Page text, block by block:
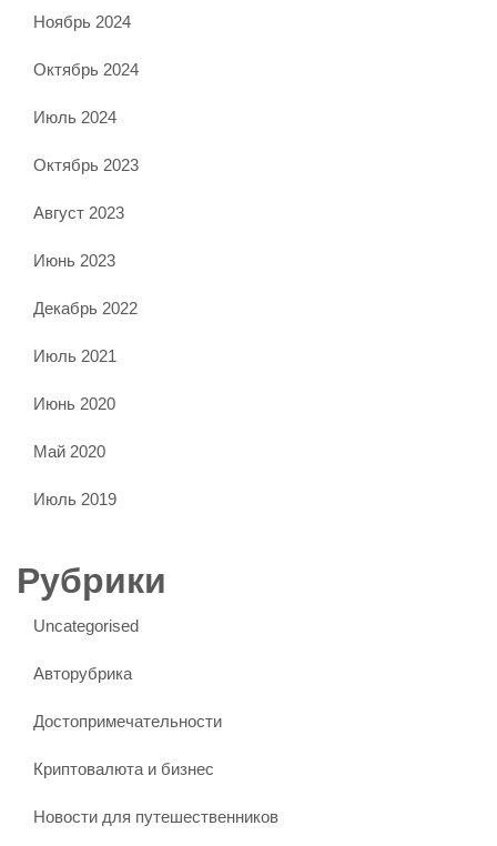
Ноябрь 2024
Октябрь 2024
Июль 2024
Октябрь 2023
Август 2023
Июнь 2023
Декабрь 2022
Июль 2021
Июнь 2020
Май 2020
Июль 2019
Рубрики
Uncategorised
Авторубрика
Достопримечательности
Криптовалюта и бизнес
Новости для путешественников